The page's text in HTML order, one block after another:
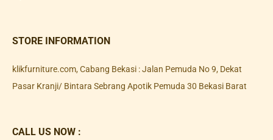
STORE INFORMATION
klikfurniture.com, Cabang Bekasi : Jalan Pemuda No 9, Dekat
Pasar Kranji/ Bintara Sebrang Apotik Pemuda 30 Bekasi Barat
CALL US NOW :